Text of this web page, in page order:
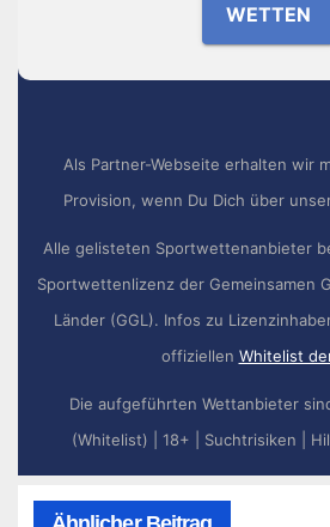
WETTEN
Als Partner-Webseite erhalten wir
Provision, wenn Du Dich über
Alle gelisteten Sportwettenanbieter
Sportwettenlizenz der Gemeinsamen
Länder (GGL). Infos zu
offiziellen Whitelist
Die aufgeführten Wettanbieter
(Whitelist) | 18+ | Suchtrisiken |